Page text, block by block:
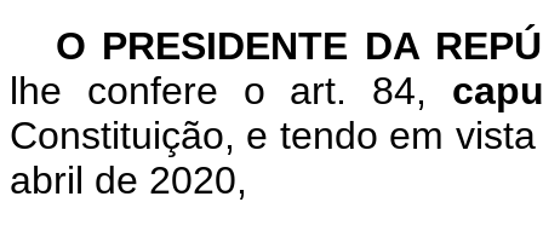
O PRESIDENTE DA
lhe confere o art. 84,
Constituição, e tendo em
abril de 2020,